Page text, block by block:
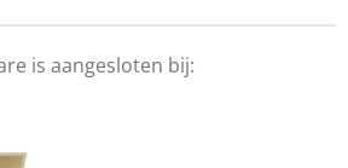
is aangesloten bij: